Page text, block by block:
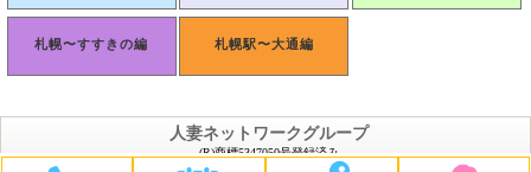
札幌〜すすきの編 札幌駅〜大通編
人妻ネットワークグループ
(R)商標5347050号登録済み